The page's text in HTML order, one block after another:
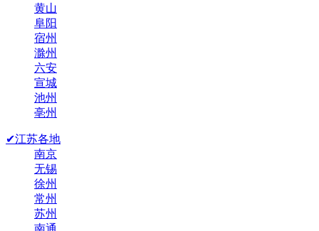
黄山
阜阳
宿州
滁州
六安
宣城
池州
亳州
✔江苏各地
南京
无锡
徐州
常州
苏州
南通